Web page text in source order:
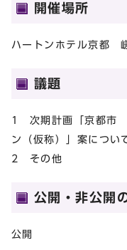
開催場所
ハートンホテル京都
議題
1 次期計画「京都市
ン（仮称）」案につい
2 その他
公開・非公開
公開